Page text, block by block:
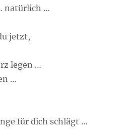
natürlich …
jetzt,
legen …
…
für dich schlägt …